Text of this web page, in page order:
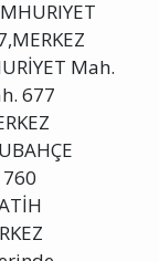
Mah.
677